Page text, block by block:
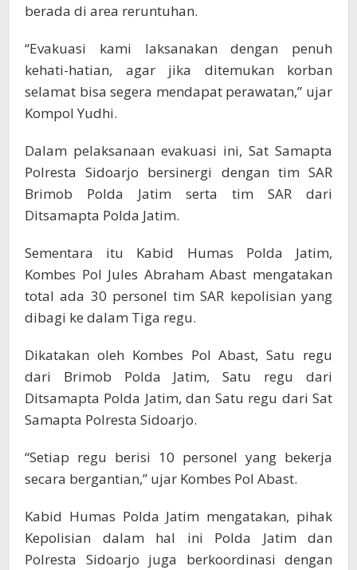
berada di area reruntuhan.
“Evakuasi kami laksanakan dengan penuh
kehati-hatian, agar jika ditemukan korban
selamat bisa segera mendapat perawatan,” ujar
Kompol Yudhi.
Dalam pelaksanaan evakuasi ini, Sat Samapta
Polresta Sidoarjo bersinergi dengan tim SAR
Brimob Polda Jatim serta tim SAR dari
Ditsamapta Polda Jatim.
Sementara itu Kabid Humas Polda Jatim,
Kombes Pol Jules Abraham Abast mengatakan
total ada 30 personel tim SAR kepolisian yang
dibagi ke dalam Tiga regu.
Dikatakan oleh Kombes Pol Abast, Satu regu
dari Brimob Polda Jatim, Satu regu dari
Ditsamapta Polda Jatim, dan Satu regu dari Sat
Samapta Polresta Sidoarjo.
“Setiap regu berisi 10 personel yang bekerja
secara bergantian,” ujar Kombes Pol Abast.
Kabid Humas Polda Jatim mengatakan, pihak
Kepolisian dalam hal ini Polda Jatim dan
Polresta Sidoarjo juga berkoordinasi dengan